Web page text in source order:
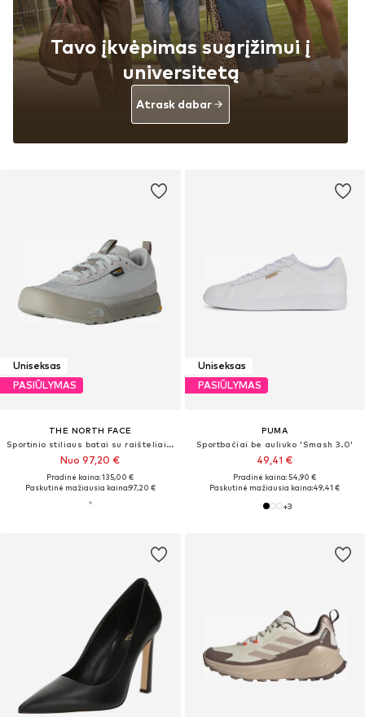
Uniseksas
PASIŪLYMAS
THE NORTH FACE
Sportinio stiliaus batai su raišteliais 'Clyffe'
Nuo 97,20 €
Pradinė kaina: 135,00 €
Paskutinė mažiausia kaina:97,20 €
Uniseksas
PASIŪLYMAS
PUMA
Sportbačiai be auliuko 'Smash 3.0'
49,41 €
Pradinė kaina: 54,90 €
Paskutinė mažiausia kaina:49,41 €
+3
Tavo įkvėpimas sugrįžimui į
universitetą
Atrask dabar